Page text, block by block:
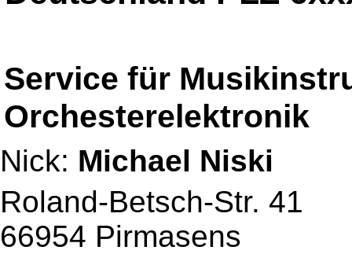
Service für
Orchesterelektronik
Nick: Michael Niski
Roland-Betsch-Str. 41
66954 Pirmasens